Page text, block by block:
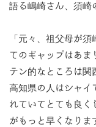
語る嶋崎さん、須崎
「元々、祖父母が
てのギャップはあま
テン的なところは関
高知県の人はシャイ
れていてとても良く
がもっと早くなりま